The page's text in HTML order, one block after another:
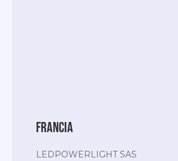
Francia
LEDPOWERLIGHT SAS